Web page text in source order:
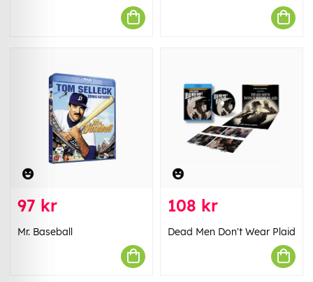
97 kr
Mr. Baseball
108 kr
Dead Men Don't Wear Plaid